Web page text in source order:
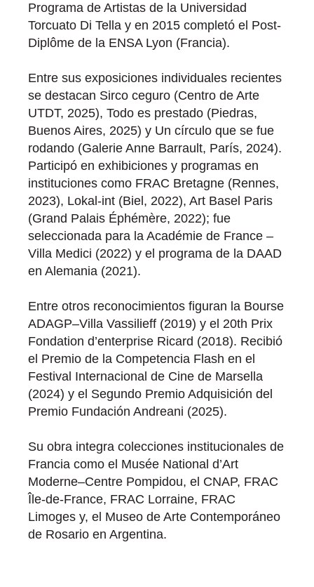
Programa de Artistas de la Universidad
Torcuato Di Tella y en 2015 completó el Post-
Diplôme de la ENSA Lyon (Francia).
Entre sus exposiciones individuales recientes
se destacan Sirco ceguro (Centro de Arte
UTDT, 2025), Todo es prestado (Piedras,
Buenos Aires, 2025) y Un círculo que se fue
rodando (Galerie Anne Barrault, París, 2024).
Participó en exhibiciones y programas en
instituciones como FRAC Bretagne (Rennes,
2023), Lokal-int (Biel, 2022), Art Basel Paris
(Grand Palais Éphémère, 2022); fue
seleccionada para la Académie de France –
Villa Medici (2022) y el programa de la DAAD
en Alemania (2021).
Entre otros reconocimientos figuran la Bourse
ADAGP–Villa Vassilieff (2019) y el 20th Prix
Fondation d’enterprise Ricard (2018). Recibió
el Premio de la Competencia Flash en el
Festival Internacional de Cine de Marsella
(2024) y el Segundo Premio Adquisición del
Premio Fundación Andreani (2025).
Su obra integra colecciones institucionales de
Francia como el Musée National d’Art
Moderne–Centre Pompidou, el CNAP, FRAC
Île-de-France, FRAC Lorraine, FRAC
Limoges y, el Museo de Arte Contemporáneo
de Rosario en Argentina.